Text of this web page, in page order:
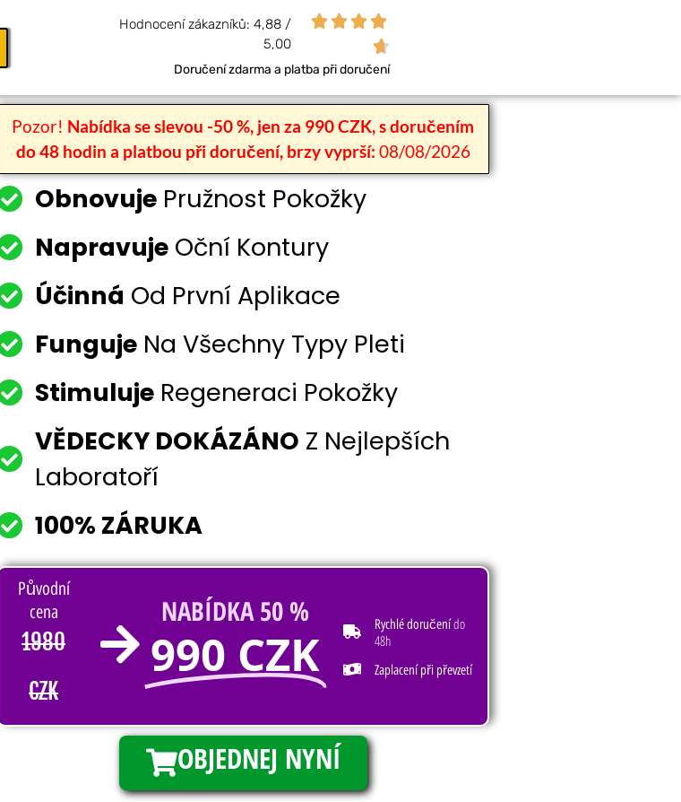
Hodnocení zákazníků: 4,88 /
5,00


Doručení zdarma a platba při doručení
Pozor! Nabídka se slevou -50 %, jen za 990 CZK, s doručením
do 48 hodin a platbou při doručení, brzy vyprší: 08/08/2026
ObnovujePružnost Pokožky
NapravujeOční Kontury
Účinná Od První Aplikace
FungujeNa Všechny Typy Pleti
StimulujeRegeneraci Pokožky
VĚDECKY DOKÁZÁNO Z Nejlepších
Laboratoří
100% ZÁRUKA
Původní
cena
1980
CZK
NABÍDKA 50 %
990 CZK Rychlé doručenído
48h
Zaplacení při převzetí
OBJEDNEJ NYNÍ